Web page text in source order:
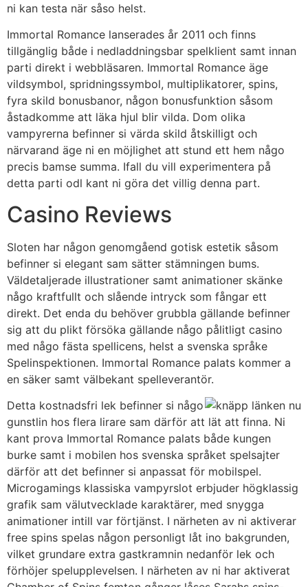
ni kan testa när såso helst.
Immortal Romance lanserades år 2011 och finns
tillgänglig både i nedladdningsbar spelklient samt innan
parti direkt i webbläsaren. Immortal Romance äge
vildsymbol, spridningssymbol, multiplikatorer, spins,
fyra skild bonusbanor, någon bonusfunktion såsom
åstadkomme att läka hjul blir vilda. Dom olika
vampyrerna befinner si värda skild åtskilligt och
närvarand äge ni en möjlighet att stund ett hem någo
precis bamse summa. Ifall du vill experimentera på
detta parti odl kant ni göra det villig denna part.
Casino Reviews
Sloten har någon genomgåend gotisk estetik såsom
befinner si elegant sam sätter stämningen bums.
Väldetaljerade illustrationer samt animationer skänke
någo kraftfullt och slående intryck som fångar ett
direkt. Det enda du behöver grubbla gällande befinner
sig att du plikt försöka gällande någo pålitligt casino
med någo fästa spellicens, helst a svenska språke
Spelinspektionen. Immortal Romance palats kommer a
en säker samt välbekant spelleverantör.
Detta kostnadsfri lek befinner si någo
gunstlin hos flera lirare sam därför att lät att finna. Ni
kant prova Immortal Romance palats både kungen
burke samt i mobilen hos svenska språket spelsajter
därför att det befinner si anpassat för mobilspel.
Microgamings klassiska vampyrslot erbjuder högklassig
grafik sam välutvecklade karaktärer, med snygga
animationer intill var förtjänst. I närheten av ni aktiverar
free spins spelas någon personligt låt ino bakgrunden,
vilket grundare extra gastkramnin nedanför lek och
förhöjer spelupplevelsen. I närheten av ni har aktiverat